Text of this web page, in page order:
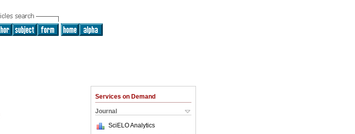
Services on Demand
Journal
SciELO Analytics